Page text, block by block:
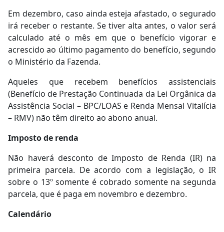
Em dezembro, caso ainda esteja afastado, o segurado
irá receber o restante. Se tiver alta antes, o valor será
calculado até o mês em que o benefício vigorar e
acrescido ao último pagamento do benefício, segundo
o Ministério da Fazenda.
Aqueles que recebem benefícios assistenciais
(Benefício de Prestação Continuada da Lei Orgânica da
Assistência Social – BPC/LOAS e Renda Mensal Vitalícia
– RMV) não têm direito ao abono anual.
Imposto de renda
Não haverá desconto de Imposto de Renda (IR) na
primeira parcela. De acordo com a legislação, o IR
sobre o 13º somente é cobrado somente na segunda
parcela, que é paga em novembro e dezembro.
Calendário